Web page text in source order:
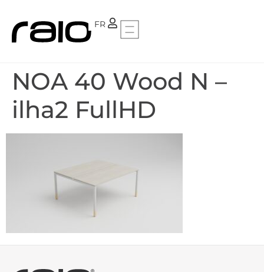
FR
PT
NOA 40 Wood N –
ilha2 FullHD